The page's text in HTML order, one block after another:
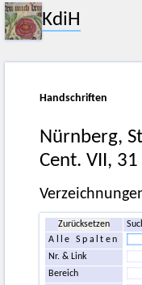
KdiH
Handschriften
Nürnberg,
Cent. VII, 31
Zurücksetzen
Alle Spalten
Nr. & Link
Bereich